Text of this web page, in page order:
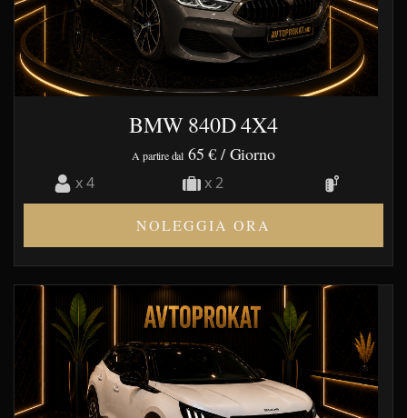
BMW 840D 4X4
A partire dal 65 € / Giorno
x 4 x 2
NOLEGGIA ORA